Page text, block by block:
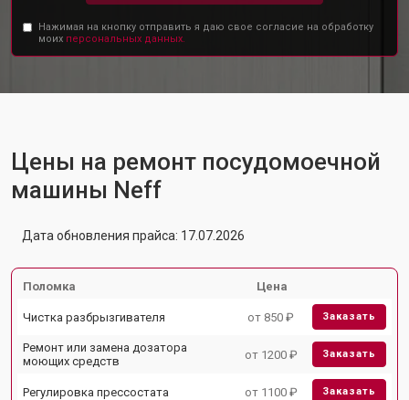
Нажимая на кнопку отправить я даю свое согласие на обработку
моих персональных данных.
Цены на ремонт посудомоечной
машины Neff
Дата обновления прайса: 17.07.2026
Поломка Цена
Чистка разбрызгивателя от 850 ₽ Заказать
Ремонт или замена дозатора
моющих средств
от 1200 ₽ Заказать
Регулировка прессостата от 1100 ₽ Заказать